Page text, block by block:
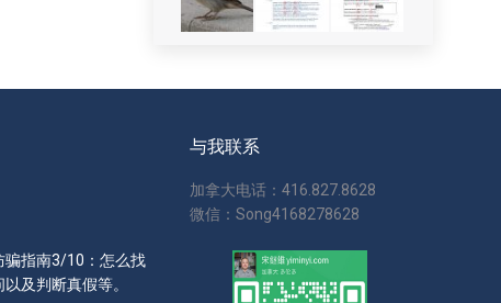
骗指南3/10：怎么找
及判断真假等。
与我联系
加拿大电话：416.827.8628
微信：Song4168278628